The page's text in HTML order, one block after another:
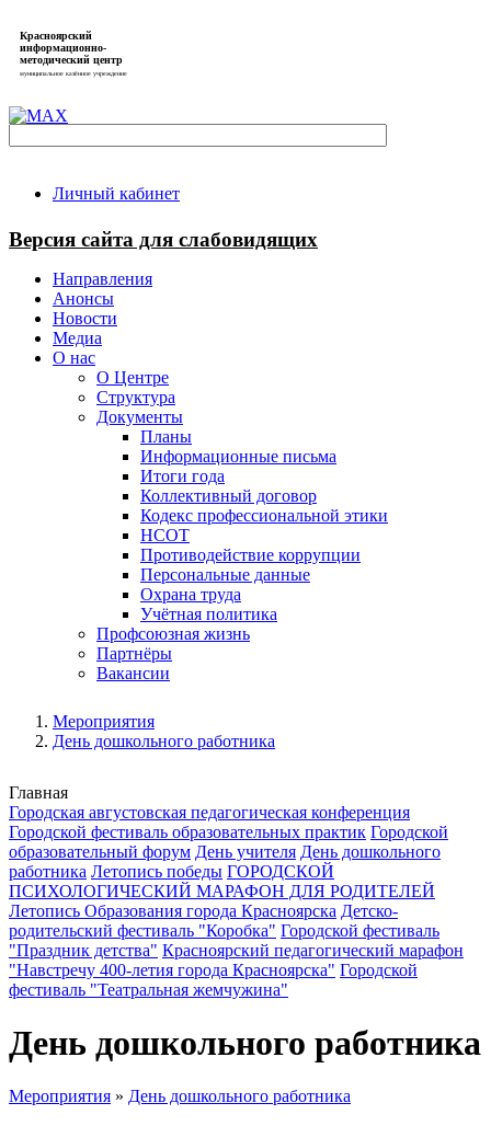
Красноярский
информационно-
методический центр
муниципальное казённое учреждение
Личный кабинет
Версия сайта для слабовидящих
Направления
Анонсы
Новости
Медиа
О нас
О Центре
Структура
Документы
Планы
Информационные письма
Итоги года
Коллективный договор
Кодекс профессиональной этики
НСОТ
Противодействие коррупции
Персональные данные
Охрана труда
Учётная политика
Профсоюзная жизнь
Партнёры
Вакансии
Мероприятия
День дошкольного работника
Главная
Городская августовская педагогическая конференция
Городской фестиваль образовательных практик Городской
образовательный форум День учителя День дошкольного
работника Летопись победы ГОРОДСКОЙ
ПСИХОЛОГИЧЕСКИЙ МАРАФОН ДЛЯ РОДИТЕЛЕЙ
Летопись Образования города Красноярска Детско-
родительский фестиваль "Коробка" Городской фестиваль
"Праздник детства" Красноярский педагогический марафон
"Навстречу 400-летия города Красноярска" Городской
фестиваль "Театральная жемчужина"
День дошкольного работника
Мероприятия » День дошкольного работника